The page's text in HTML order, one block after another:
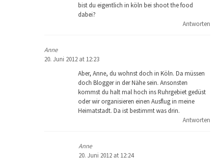
bist du eigentlich in köln bei shoot the food
dabei?
Antworten
Anne
20. Juni 2012 at 12:23
Aber, Anne, du wohnst doch in Köln. Da müssen
doch Blogger in der Nähe sein. Ansonsten
kommst du halt mal hoch ins Ruhrgebiet gedüst
oder wir organisieren einen Ausflug in meine
Heimatstadt. Da ist bestimmt was drin.
Antworten
Anne
20. Juni 2012 at 12:24